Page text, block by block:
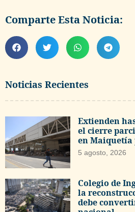
Noticias Recientes
Extienden
el cierre
en Maiquetía
5 agosto, 2026
Colegio de
la
debe
Comparte Esta Noticia: